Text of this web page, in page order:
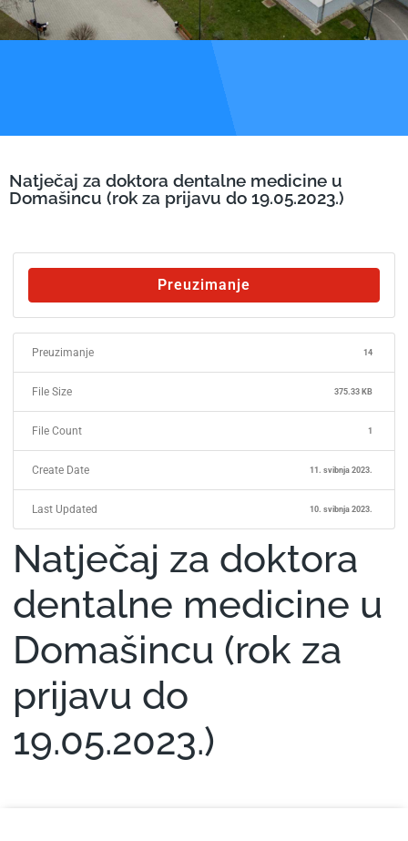
Natječaj za doktora dentalne medicine u
Domašincu (rok za prijavu do 19.05.2023.)
Preuzimanje
Preuzimanje 14
File Size 375.33 KB
File Count 1
Create Date 11. svibnja 2023.
Last Updated 10. svibnja 2023.
Natječaj za doktora
dentalne medicine u
Domašincu (rok za
prijavu do
19.05.2023.)